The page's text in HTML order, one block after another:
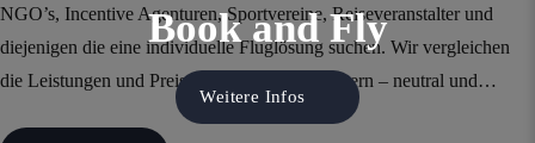
Book and Fly
Weitere Infos
NGO’s, Incentive Agenturen, Sportvereine, Reiseveranstalter und
diejenigen die eine individuelle Fluglösung suchen. Wir vergleichen
die Leistungen und Preise von Charter-Betreibern – neutral und…